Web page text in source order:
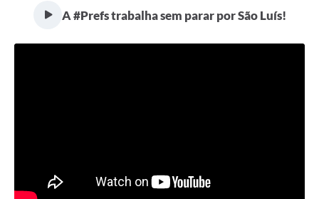
A #Prefs trabalha sem parar por São Luís!